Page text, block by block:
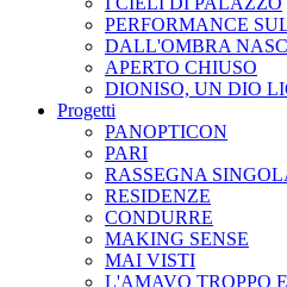
PERFORMANCE
DALL'OMBRA
APERTO CHIUSO
DIONISO, UN DIO
Progetti
PANOPTICON
PARI
RASSEGNA
RESIDENZE
CONDURRE
MAKING SENSE
MAI VISTI
L'AMAVO TROPPO